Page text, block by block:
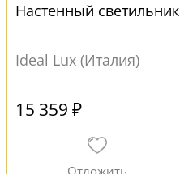
Настенный светильник
Ideal Lux (Италия)
15 359 ₽